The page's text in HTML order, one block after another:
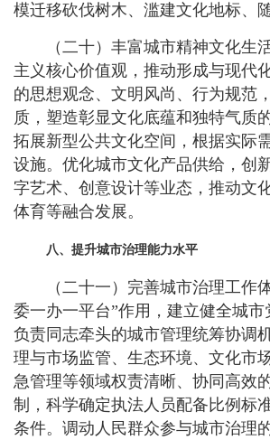
模迁移砍伐树木、滥建文化地标、
（二十）丰富城市精神文化生
主义核心价值观，推动形成与现代
的思想观念、文明风尚、行为规范
质，塑造彰显文化底蕴和独特气质
拓展新型公共文化空间，根据实际
设施。优化城市文化产品供给，创
字艺术、创意设计等业态，推动文
体育等融合发展。
八、提升城市治理能力水平
（二十一）完善城市治理工作
委一办一平台”作用，建立健全城
负责同志牵头的城市管理统筹协调
理与市场监管、生态环境、文化市
急管理等领域权责清晰、协同高效
制，科学确定执法人员配备比例标
条件。调动人民群众参与城市治理